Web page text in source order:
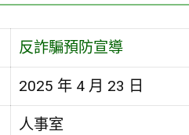
反詐騙預防宣導
2025 年 4 月 23 日
人事室